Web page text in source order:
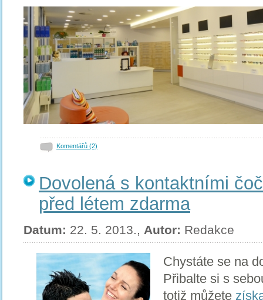
Komentářů (2)
Dovolená s kontaktními
před létem zdarma
Datum: 22. 5. 2013., Autor: Redakce
Chystáte se na
Přibalte si s
totiž můžete